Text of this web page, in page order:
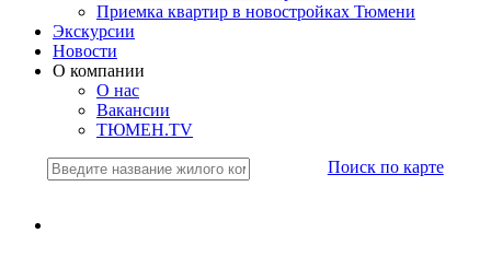
Приемка квартир в новостройках Тюмени
Экскурсии
Новости
О компании
О нас
Вакансии
ТЮМЕН.TV
Поиск по карте